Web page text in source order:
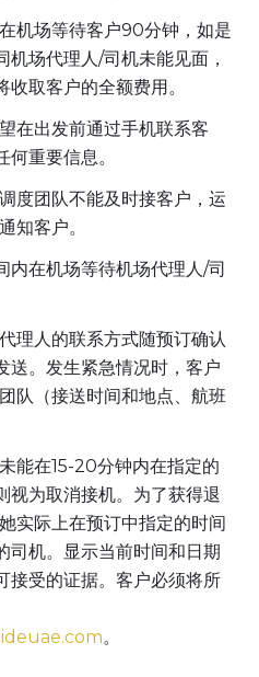
机场等待客户90分钟，如是
机场代理人/司机未能见面，
取客户的全额费用。
在出发前通过手机联系客
何重要信息。
度团队不能及时接客户，运
知客户。
内在机场等待机场代理人/司
理人的联系方式随预订确认
送。发生紧急情况时，客户
队（接送时间和地点、航班
能在15-20分钟内在指定的
视为取消接机。为了获得退
实际上在预订中指定的时间
司机。显示当前时间和日期
接受的证据。客户必须将所
。